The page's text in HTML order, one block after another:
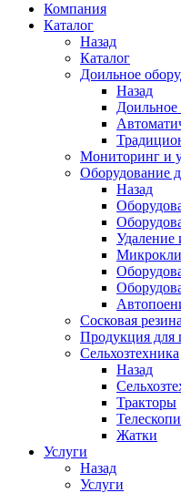
Компания
Каталог
Назад
Каталог
Доильное
Назад
Доильное
Мониторинг и
Оборудование
Назад
Удаление
Сосковая резина
Продукция для
Сельхозтехника
Назад
Тракторы
Жатки
Услуги
Назад
Услуги